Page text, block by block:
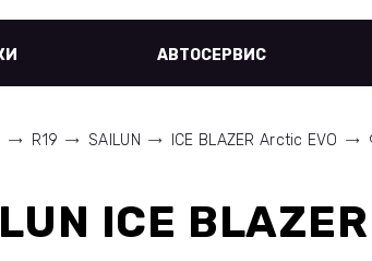
АВТОСЕРВИС
R19 SAILUN ICE BLAZER Arctic EVO
ICE